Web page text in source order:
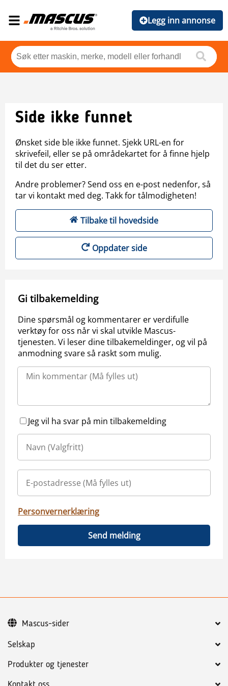
Legg inn annonse
Side ikke funnet
Ønsket side ble ikke funnet. Sjekk URL-en for
skrivefeil, eller se på områdekartet for å finne hjelp
til det du ser etter.
Andre problemer? Send oss en e-post nedenfor, så
tar vi kontakt med deg. Takk for tålmodigheten!
Tilbake til hovedside
Oppdater side
Gi tilbakemelding
Dine spørsmål og kommentarer er verdifulle
verktøy for oss når vi skal utvikle Mascus-
tjenesten. Vi leser dine tilbakemeldinger, og vil på
anmodning svare så raskt som mulig.
Jeg vil ha svar på min tilbakemelding
Personvernerklæring
Send melding
Selskap
Produkter og tjenester
Mascus-sider